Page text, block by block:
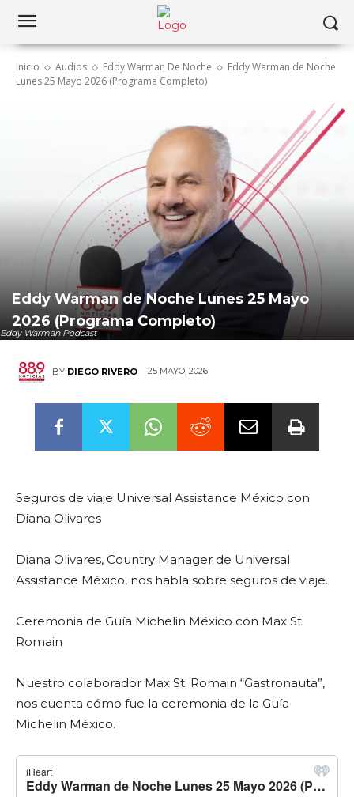
Inicio Audios Eddy Warman De Noche
Eddy Warman de Noche
Lunes 25 Mayo 2026 (Programa Completo)
Eddy Warman Podcast
Eddy Warman de Noche Lunes 25 Mayo
2026 (Programa Completo)
BY DIEGO RIVERO 25 MAYO, 2026
Seguros de viaje Universal Assistance México con
Diana Olivares
Diana Olivares, Country Manager de Universal
Assistance México, nos habla sobre seguros de viaje.
Ceremonia de Guía Michelin México con Max St.
Romain
Nuestro colaborador Max St. Romain “Gastronauta”,
nos cuenta cómo fue la ceremonia de la Guía
Michelin México.